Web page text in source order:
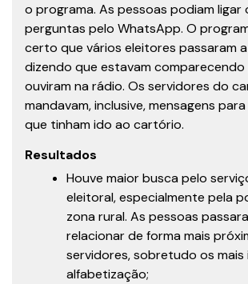
o programa. As pessoas podiam ligar
perguntas pelo WhatsApp. O
certo que vários eleitores passaram
dizendo que estavam
ouviram na rádio. Os servidores do
mandavam, inclusive, mensagens
que tinham ido ao cartório.
Resultados
Houve maior busca pelo
eleitoral, especialmente pela
zona rural. As pessoas
relacionar de forma mais
servidores, sobretudo os mais
alfabetização;